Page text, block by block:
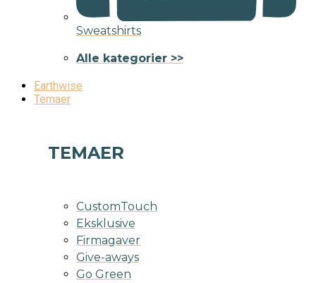
Sweatshirts
Alle kategorier >>
Earthwise
Temaer
TEMAER
CustomTouch
Eksklusive
Firmagaver
Give-aways
Go Green